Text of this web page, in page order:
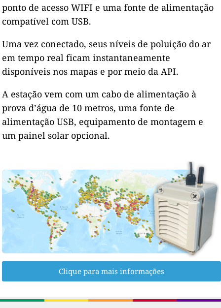
ponto de acesso WIFI e uma fonte de alimentação
compatível com USB.
Uma vez conectado, seus níveis de poluição do ar
em tempo real ficam instantaneamente
disponíveis nos mapas e por meio da API.
A estação vem com um cabo de alimentação à
prova d’água de 10 metros, uma fonte de
alimentação USB, equipamento de montagem e
um painel solar opcional.
Clique para mais informações